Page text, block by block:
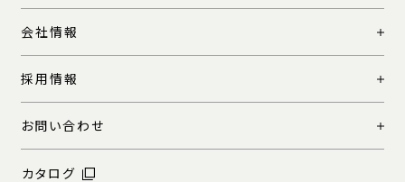
会社情報
採用情報
お問い合わせ
カタログ